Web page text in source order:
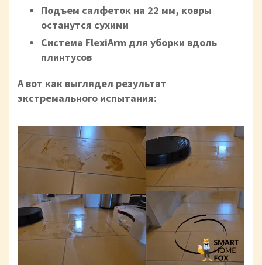
Подъем салфеток на 22 мм, ковры
останутся сухими
Система FlexiArm для уборки вдоль
плинтусов
А вот как выглядел результат
экстремального испытания: